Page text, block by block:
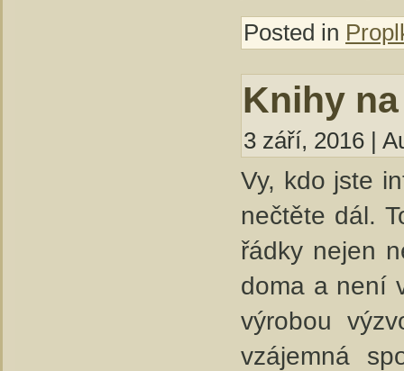
Posted in
Knihy
3 září, 2016 |
Vy, kdo jste
nečtěte dál.
řádky nejen
doma a není
výrobou
vzájemná